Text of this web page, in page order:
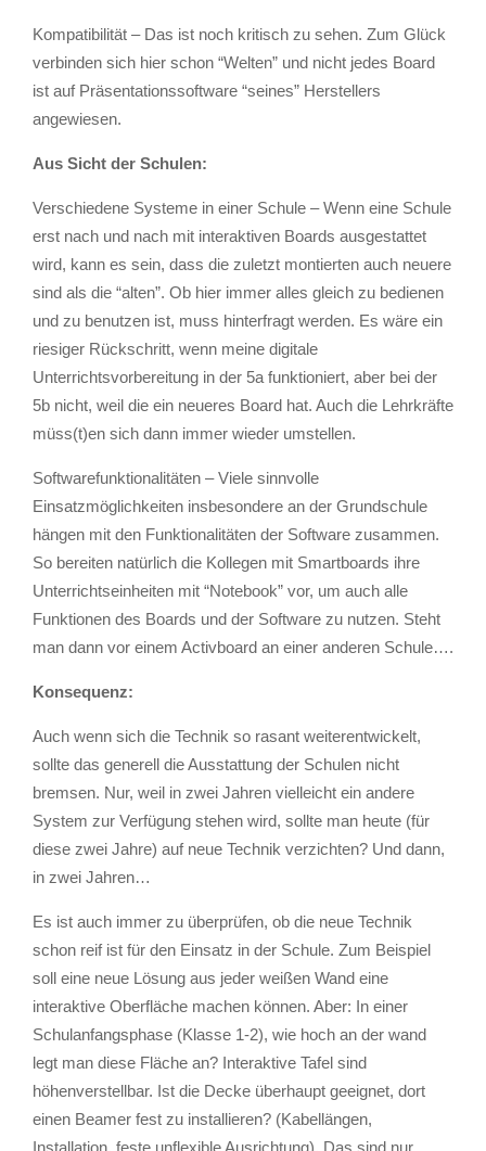
Kompatibilität – Das ist noch kritisch zu sehen. Zum Glück
verbinden sich hier schon “Welten” und nicht jedes Board
ist auf Präsentationssoftware “seines” Herstellers
angewiesen.
Aus Sicht der Schulen:
Verschiedene Systeme in einer Schule – Wenn eine Schule
erst nach und nach mit interaktiven Boards ausgestattet
wird, kann es sein, dass die zuletzt montierten auch neuere
sind als die “alten”. Ob hier immer alles gleich zu bedienen
und zu benutzen ist, muss hinterfragt werden. Es wäre ein
riesiger Rückschritt, wenn meine digitale
Unterrichtsvorbereitung in der 5a funktioniert, aber bei der
5b nicht, weil die ein neueres Board hat. Auch die Lehrkräfte
müss(t)en sich dann immer wieder umstellen.
Softwarefunktionalitäten – Viele sinnvolle
Einsatzmöglichkeiten insbesondere an der Grundschule
hängen mit den Funktionalitäten der Software zusammen.
So bereiten natürlich die Kollegen mit Smartboards ihre
Unterrichtseinheiten mit “Notebook” vor, um auch alle
Funktionen des Boards und der Software zu nutzen. Steht
man dann vor einem Activboard an einer anderen Schule….
Konsequenz:
Auch wenn sich die Technik so rasant weiterentwickelt,
sollte das generell die Ausstattung der Schulen nicht
bremsen. Nur, weil in zwei Jahren vielleicht ein andere
System zur Verfügung stehen wird, sollte man heute (für
diese zwei Jahre) auf neue Technik verzichten? Und dann,
in zwei Jahren…
Es ist auch immer zu überprüfen, ob die neue Technik
schon reif ist für den Einsatz in der Schule. Zum Beispiel
soll eine neue Lösung aus jeder weißen Wand eine
interaktive Oberfläche machen können. Aber: In einer
Schulanfangsphase (Klasse 1-2), wie hoch an der wand
legt man diese Fläche an? Interaktive Tafel sind
höhenverstellbar. Ist die Decke überhaupt geeignet, dort
einen Beamer fest zu installieren? (Kabellängen,
Installation, feste unflexible Ausrichtung). Das sind nur